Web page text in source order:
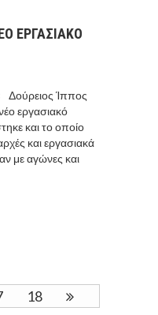
ΕΡΓΑΣΙΑΚΟ
Δούρειος Ίππος
εργασιακό
και το οποίο
και εργασιακά
με αγώνες και
18